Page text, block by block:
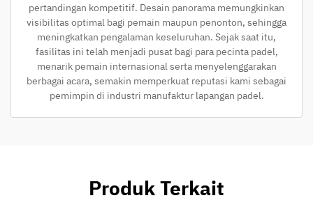
pertandingan kompetitif. Desain panorama memungkinkan
visibilitas optimal bagi pemain maupun penonton, sehingga
meningkatkan pengalaman keseluruhan. Sejak saat itu,
fasilitas ini telah menjadi pusat bagi para pecinta padel,
menarik pemain internasional serta menyelenggarakan
berbagai acara, semakin memperkuat reputasi kami sebagai
pemimpin di industri manufaktur lapangan padel.
Produk Terkait